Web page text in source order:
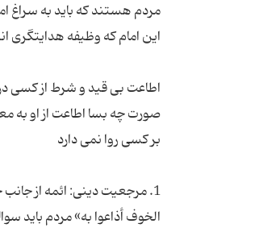
مردم هستند که باید به سراغ
اطاعت بی قید و شرط از کسی در
صورت چه بسا اطاعت از او به
1. مرجعیت دینی: ائمه از
الخوف أذاعوا به» مردم باید